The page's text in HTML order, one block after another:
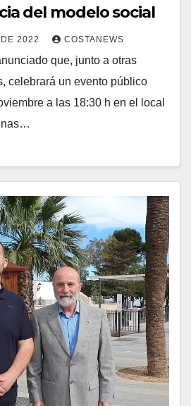
del modelo social
2022 COSTANEWS
que, junto a otras
celebrará un evento público
a las 18:30 h en el local